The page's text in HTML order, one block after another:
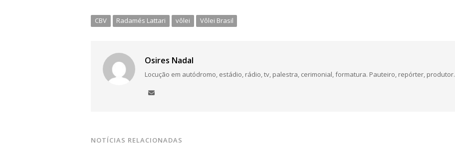
CBV Radamés Lattari vôlei Vôlei Brasil
Osires Nadal
Locução em autódromo, estádio, rádio, tv, palestra, cerimonial, formatura. Pauteiro, repórter, produtor.
NOTÍCIAS RELACIONADAS